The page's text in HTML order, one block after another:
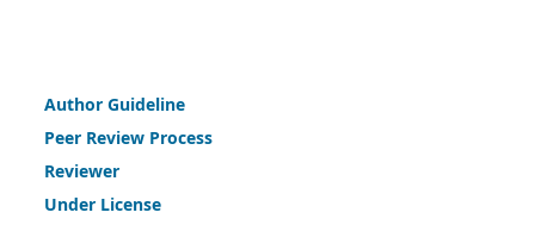
Author Guideline
Peer Review Process
Reviewer
Under License